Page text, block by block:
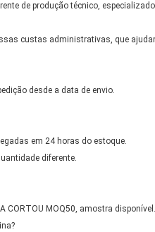
de produção técnico,
custas administrativas, que
desde a data de envio.
em 24 horas do estoque.
diferente.
CORTOU MOQ50, amostra disponível.